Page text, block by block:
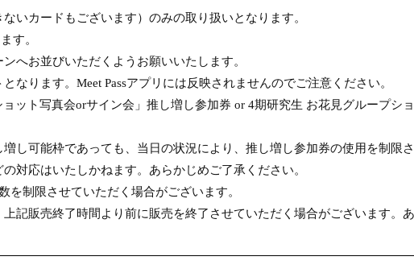
いカードもございます）のみの取り扱いとなります。
す。
へお並びいただくようお願いいたします。
なります。 Meet Passアプリには反映されませんのでご注意ください。
ョット写真会orサイン会」推し増し参加券 or 4期研究生 お花見グループシ
し可能枠であっても、当日の状況により、推し増し参加券の使用を制限
対応はいたしかねます。あらかじめご了承ください。
を制限させていただく場合がございます。
記販売終了時間より前に販売を終了させていただく場合がございます。